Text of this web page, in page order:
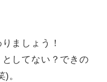
ましょう！
してない？できの
。